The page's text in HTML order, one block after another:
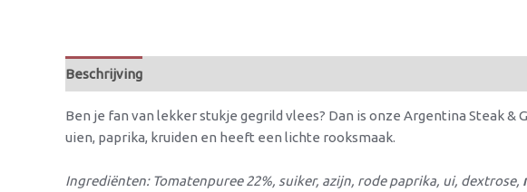
Beschrijving
Ben je fan van lekker stukje gegrild vlees? Dan is onze Argentina Steak
uien, paprika, kruiden en heeft een lichte rooksmaak.
Ingrediënten: Tomatenpuree 22%, suiker, azijn, rode paprika, ui, dextrose,